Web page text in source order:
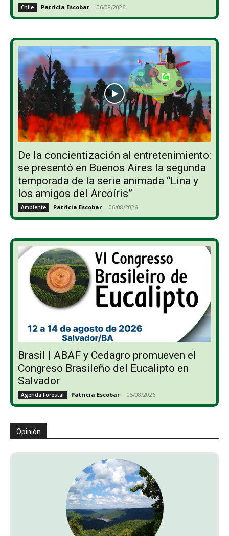
Chile Patricia Escobar - 06/08/2026
De la concientización al entretenimiento:
se presentó en Buenos Aires la segunda
temporada de la serie animada “Lina y
los amigos del Arcoíris”
Ambiente Patricia Escobar - 06/08/2026
Brasil | ABAF y Cedagro promueven el
Congreso Brasileño del Eucalipto en
Salvador
Agenda Forestal Patricia Escobar - 05/08/2026
Opinión